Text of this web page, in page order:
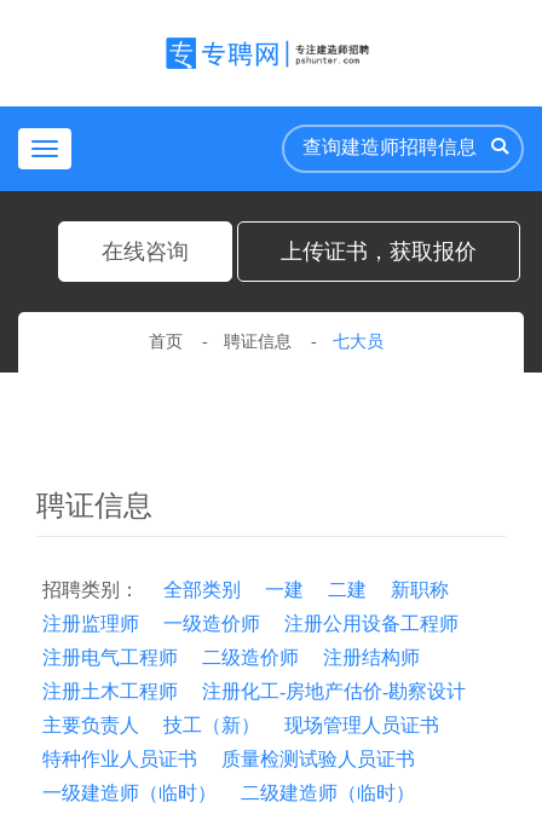
Toggle
navigation
在线咨询 上传证书，获取报价
首页 聘证信息 七大员
聘证信息
招聘类别： 全部类别 一建 二建
新职称
注册监理师
一级造价师
注册公用设备工程师
注册电气工程师
二级造价师
注册结构师
注册土木工程师
注册化工-房地产估价-勘察设计
主要负责人
技工（新）
现场管理人员证书
特种作业人员证书
质量检测试验人员证书
一级建造师（临时）
二级建造师（临时）